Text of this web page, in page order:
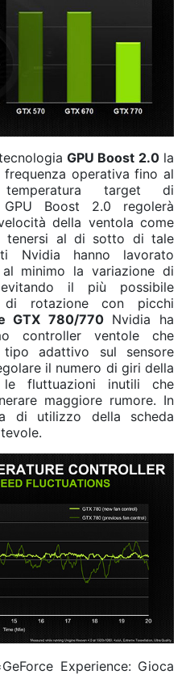
GPU Boost 2.0la
frequenza operativa fino al
temperatura target di
Boost 2.0 regolerà
della ventola come
tenersi al di sotto di tale
Nvidia hanno lavorato
minimo la variazione di
il più possibile
rotazione con picchi
GTX 780/770Nvidia ha
controller ventole che
adattivo sul sensore
il numero di giri della
fluttuazioni inutili che
maggiore rumore. In
di utilizzo della scheda
Experience: Gioca